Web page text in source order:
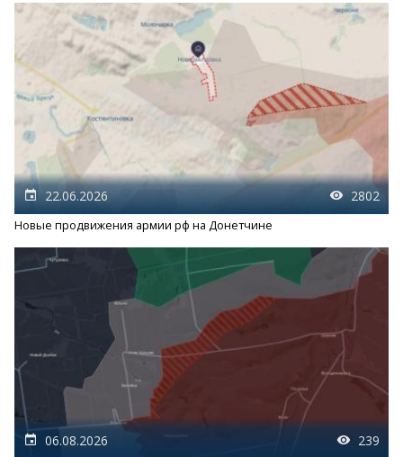
22.06.2026 2802
Новые продвижения армии рф на Донетчине
06.08.2026 239